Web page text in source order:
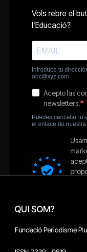
QUI SOM?
Fundació Periodisme